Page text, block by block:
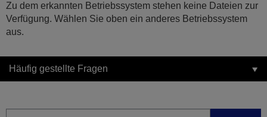
Zu dem erkannten Betriebssystem stehen keine Dateien zur
Verfügung. Wählen Sie oben ein anderes Betriebssystem
aus.
Häufig gestellte Fragen